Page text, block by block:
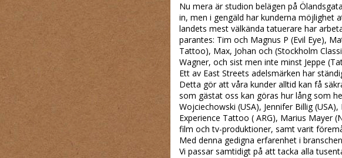
Nu mera är studion belägen på
in, men i gengäld har kunderna möjlighet
landets mest välkända tatuerare har
parantes: Tim och Magnus P (Evil Eye),
Tattoo), Max, Johan och (Stockholm
Wagner, och sist men inte minst Jeppe
Ett av East Streets adelsmärken har
Detta gör att våra kunder alltid kan få
som gästat oss kan göras hur lång som
Wojciechowski (USA), Jennifer Billig
Experience Tattoo ( ARG), Marius Mayer
film och tv-produktioner, samt varit
Med denna gedigna erfarenhet i
Vi passar samtidigt på att tacka alla